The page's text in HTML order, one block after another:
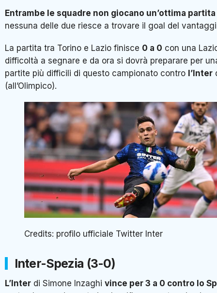
Entrambe le squadre non giocano un’ottima partita
nessuna delle due riesce a trovare il goal del
La partita tra Torino e Lazio finisce 0 a 0 con una
difficoltà a segnare e da ora si dovrà preparare per
partite più difficili di questo campionato contro l’Inter
(all’Olimpico).
Credits: profilo ufficiale Twitter Inter
Inter-Spezia (3-0)
L’Inter di Simone Inzaghi vince per 3 a 0 contro lo